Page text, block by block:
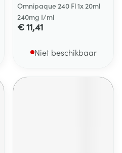
Omnipaque 240 Fl 1x 20ml
240mg I/ml
€ 11,41
Niet beschikbaar